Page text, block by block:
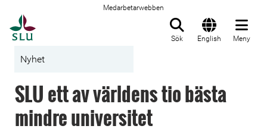
Medarbetarwebben
Sök English Meny
Nyhet
SLU ett av världens tio bästa
mindre universitet